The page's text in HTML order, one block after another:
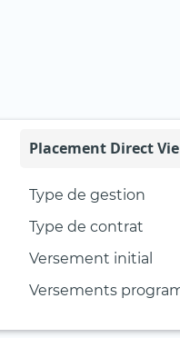
Placement Direct Vie
Type de gestion
Type de contrat
Versement initial
Versements